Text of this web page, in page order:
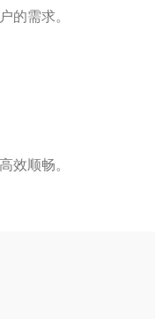
的需求。
效顺畅。